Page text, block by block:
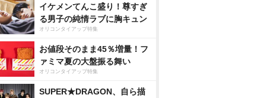
イケメンてんこ盛り！尊すぎ
る男子の純情ラブに胸キュン
オリコンタイアップ特集
お値段そのまま45％増量！フ
ァミマ夏の大盤振る舞い
オリコンタイアップ特集
SUPER★DRAGON、自ら描